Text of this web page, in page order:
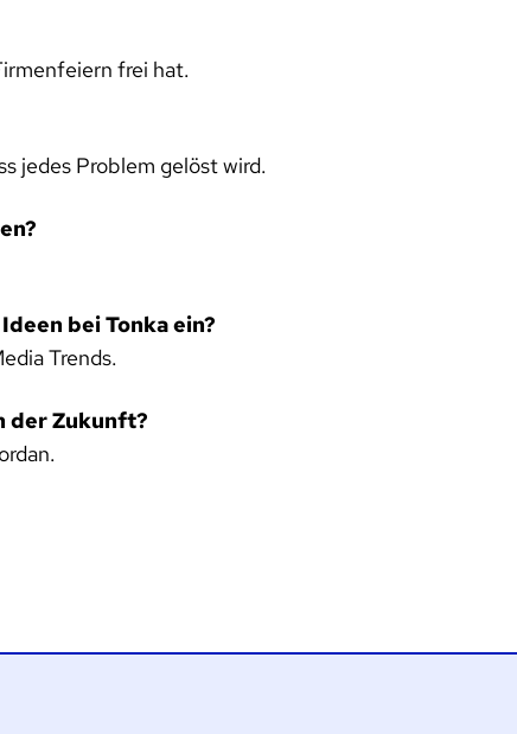
frei hat.
jedes Problem gelöst wird.
bei Tonka ein?
Trends.
der Zukunft?